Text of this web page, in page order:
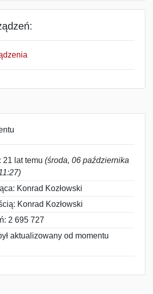
21 lat temu (środa, 06 października
Konrad Kozłowski
Konrad Kozłowski
2 695 727
aktualizowany od momentu